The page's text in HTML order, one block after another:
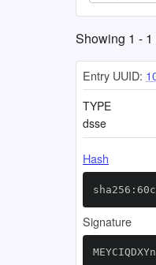
Showing 1 - 1
Entry UUID:
TYPE
dsse
Hash
Signature